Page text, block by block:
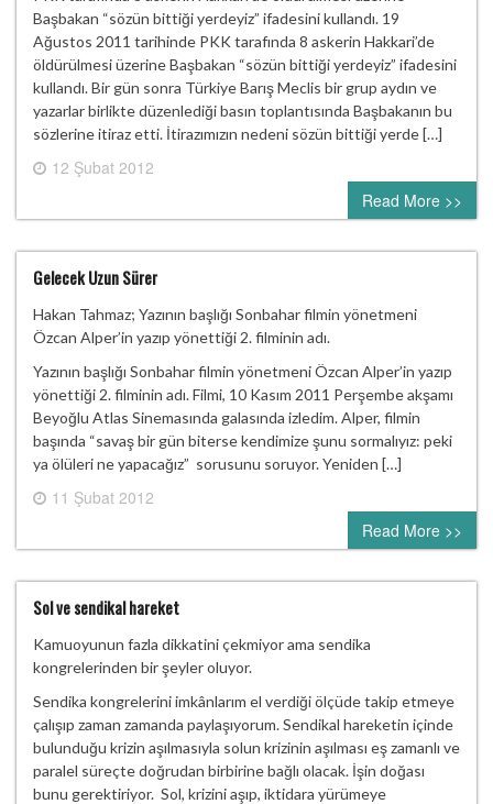
Başbakan “sözün bittiği yerdeyiz” ifadesini kullandı. 19
Ağustos 2011 tarihinde PKK tarafında 8 askerin Hakkari’de
öldürülmesi üzerine Başbakan “sözün bittiği yerdeyiz” ifadesini
kullandı. Bir gün sonra Türkiye Barış Meclis bir grup aydın ve
yazarlar birlikte düzenlediği basın toplantısında Başbakanın bu
sözlerine itiraz etti. İtirazımızın nedeni sözün bittiği yerde […]
12 Şubat 2012
0 comment
Read More >>
Gelecek Uzun Sürer
Hakan Tahmaz; Yazının başlığı Sonbahar filmin yönetmeni
Özcan Alper’in yazıp yönettiği 2. filminin adı.
Yazının başlığı Sonbahar filmin yönetmeni Özcan Alper’in yazıp
yönettiği 2. filminin adı. Filmi, 10 Kasım 2011 Perşembe akşamı
Beyoğlu Atlas Sinemasında galasında izledim. Alper, filmin
başında “savaş bir gün biterse kendimize şunu sormalıyız: peki
ya ölüleri ne yapacağız” sorusunu soruyor. Yeniden […]
11 Şubat 2012
0 comment
Read More >>
Sol ve sendikal hareket
Kamuoyunun fazla dikkatini çekmiyor ama sendika
kongrelerinden bir şeyler oluyor.
Sendika kongrelerini imkânlarım el verdiği ölçüde takip etmeye
çalışıp zaman zamanda paylaşıyorum. Sendikal hareketin içinde
bulunduğu krizin aşılmasıyla solun krizinin aşılması eş zamanlı ve
paralel süreçte doğrudan birbirine bağlı olacak. İşin doğası
bunu gerektiriyor. Sol, krizini aşıp, iktidara yürümeye